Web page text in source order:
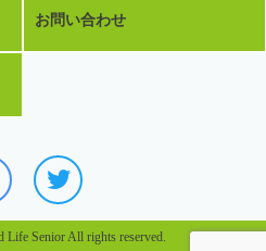
お問い合わせ
Life Senior All rights reserved.